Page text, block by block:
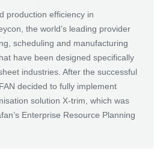
production efficiency in
the world’s leading provider
scheduling and manufacturing
have been designed specifically
industries. After the successful
decided to fully implement
solution X-trim, which was
Enterprise Resource Planning